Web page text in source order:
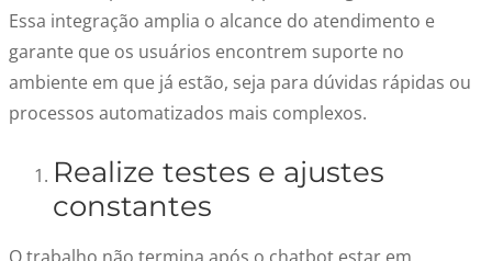
Essa integração amplia o alcance do atendimento e
garante que os usuários encontrem suporte no
ambiente em que já estão, seja para dúvidas rápidas ou
processos automatizados mais complexos.
Realize testes e ajustes
constantes